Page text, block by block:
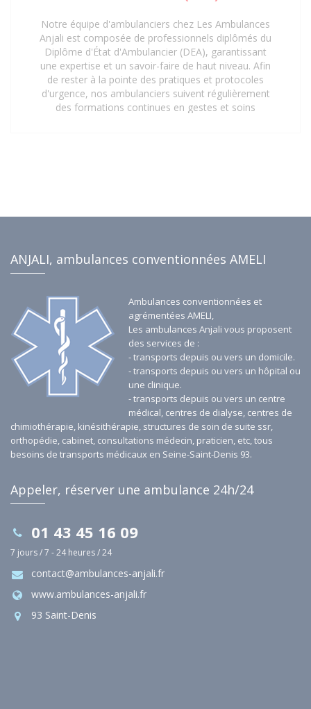
Notre équipe d'ambulanciers chez Les Ambulances
Anjali est composée de professionnels diplômés du
Diplôme d'État d'Ambulancier (DEA), garantissant
une expertise et un savoir-faire de haut niveau. Afin
de rester à la pointe des pratiques et protocoles
d'urgence, nos ambulanciers suivent régulièrement
des formations continues en gestes et soins
ANJALI, ambulances conventionnées AMELI
Ambulances conventionnées et
agrémentées AMELI,
Les ambulances Anjali vous proposent
des services de :
- transports depuis ou vers un domicile.
- transports depuis ou vers un hôpital ou
une clinique.
- transports depuis ou vers un centre
médical, centres de dialyse, centres de
chimiothérapie, kinésithérapie, structures de soin de suite ssr,
orthopédie, cabinet, consultations médecin, praticien, etc, tous
besoins de transports médicaux en Seine-Saint-Denis 93.
Appeler, réserver une ambulance 24h/24
01 43 45 16 09
7 jours / 7 - 24 heures / 24
contact@ambulances-anjali.fr
www.ambulances-anjali.fr
93 Saint-Denis